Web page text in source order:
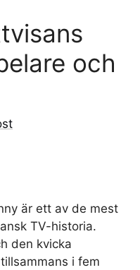
och
är ett av de mest
TV-historia.
den kvicka
i fem